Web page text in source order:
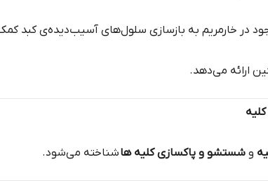
در خارمریم به بازسازی سلول‌های آسیب‌دیده‌ی کبد
ارائه می‌دهد.
و شستشو و پاکسازی کلیه هاشناخته می‌شود.